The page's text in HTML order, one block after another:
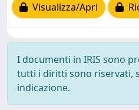
Visualizza/Apri
I documenti in IRIS sono
tutti i diritti sono riservati,
indicazione.